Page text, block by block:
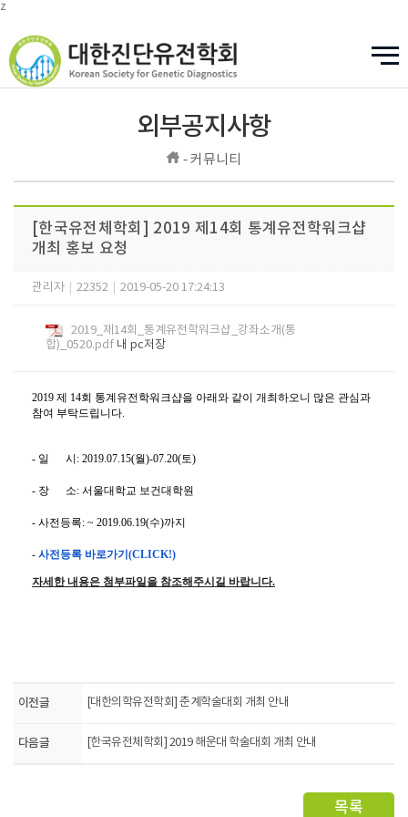
z
외부공지사항
- 커뮤니티
[한국유전체학회] 2019 제14회 통계유전학워크샵
개최 홍보 요청
관리자 22352 2019-05-20 17:24:13
2019_제14회_통계유전학워크샵_강좌소개(통
합)_0520.pdf 내 pc저장
2019 제 14회 통계유전학워크샵을 아래와 같이 개최하오니 많은 관심과
참여 부탁드립니다.
- 일 시 : 2019.07.15(월)-07.20(토)
- 장 소: 서울대학교 보건대학원
- 사전등록: ~ 2019.06.19(수)까지
- 사전등록 바로가기(CLICK!)
자세한 내용은 첨부파일을 참조해주시길 바랍니다.
이전글 [대한의학유전학회] 춘계학술대회 개최 안내
다음글 [한국유전체학회] 2019 해운대 학술대회 개최 안내
목록